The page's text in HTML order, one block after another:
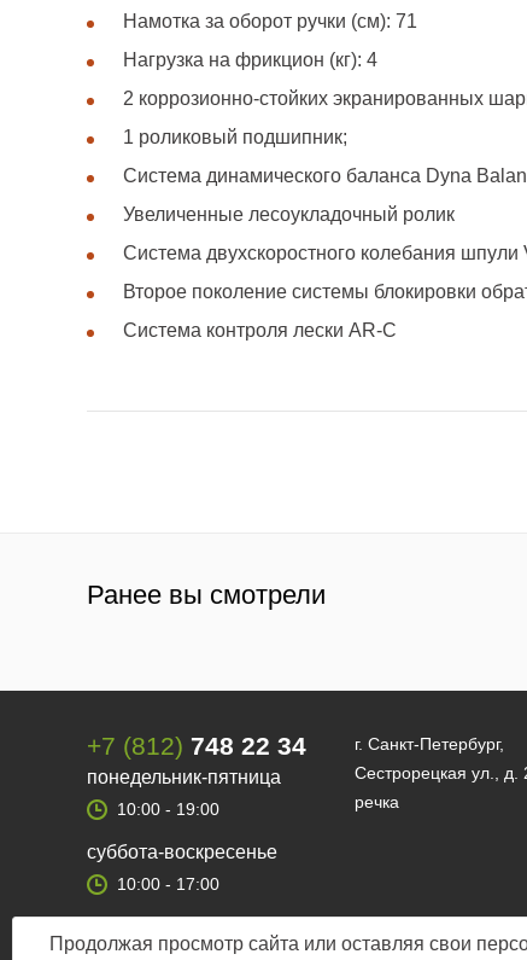
Намотка за оборот ручки (см): 71
Нагрузка на фрикцион (кг): 4
2 коррозионно-стойких экранированных
1 роликовый подшипник;
Система динамического баланса Dyna
Увеличенные лесоукладочный ролик
Система двухскоростного колебания шпули
Второе поколение системы блокировки
Система контроля лески AR-C
Ранее вы смотрели
+7 (812) 748 22 34
понедельник-пятница
10:00 - 19:00
суббота-воскресенье
10:00 - 17:00
г. Санкт-Петербург,
Сестрорецкая ул., д.
речка
Продолжая просмотр сайта или оставляя свои